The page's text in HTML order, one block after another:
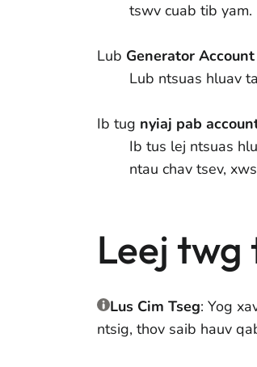
tswv cuab tib yam.
Lub Generator Account
Lub ntsuas hluav
Ib tug nyiaj pab
Ib tus lej ntsuas
ntau chav tsev,
Leej twg
Lus Cim Tseg: Yog
ntsig, thov saib hauv